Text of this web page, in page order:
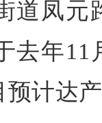
道凤元
去年11
预计达